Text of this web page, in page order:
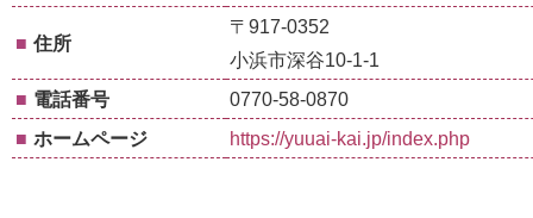
■ 住所
〒917-0352
小浜市深谷10-1-1
■ 電話番号
0770-58-0870
■ ホームページ https://yuuai-kai.jp/index.php